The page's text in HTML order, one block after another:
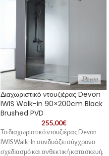
Διαχωριστικό ντουζιέρας Devon
IWIS Walk-in 90×200cm Black
Brushed PVD
255,00€
Το διαχωριστικό ντουζιέρας Devon
IWIS Walk-In συνδυάζει σύγχρονο
σχεδιασμό και ανθεκτική κατασκευή,